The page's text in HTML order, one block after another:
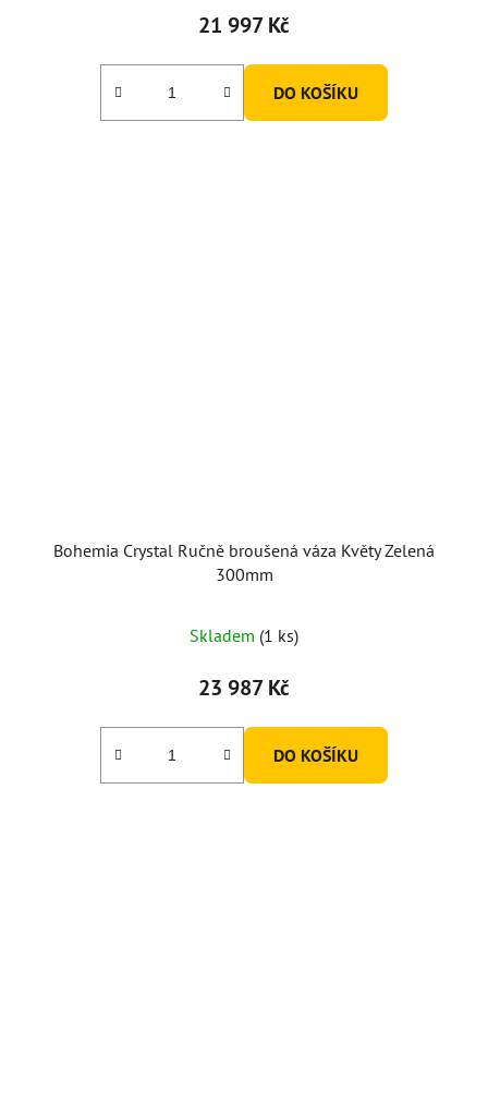
21 997 Kč
DO KOŠÍKU
Bohemia Crystal Ručně broušená váza Květy Zelená
300mm
Skladem (1 ks)
23 987 Kč
DO KOŠÍKU